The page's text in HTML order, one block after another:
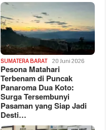
SUMATERA BARAT 20 Juni 2026
Pesona Matahari
Terbenam di Puncak
Panaroma Dua Koto:
Surga Tersembunyi
Pasaman yang Siap Jadi
Desti…